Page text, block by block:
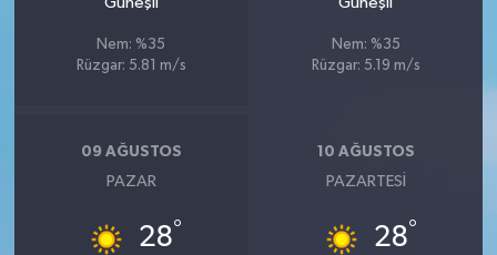
Nem: %35
Rüzgar: 5.81 m/s
Nem: %35
Rüzgar: 5.19 m/s
09 AĞUSTOS
PAZAR
28°
10 AĞUSTOS
PAZARTESI
28°